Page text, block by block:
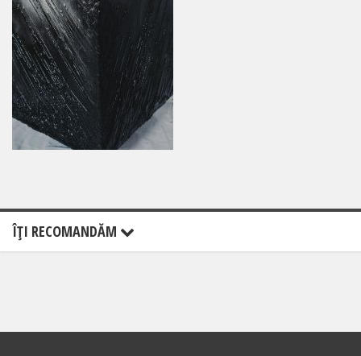
ÎŢI RECOMANDĂM